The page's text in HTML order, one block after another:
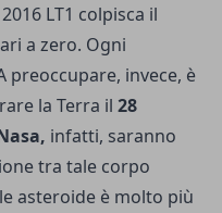
LT1 colpisca il
a zero. Ogni
preoccupare, invece, è
la Terra il 28
infatti, saranno
tra tale corpo
asteroide è molto più